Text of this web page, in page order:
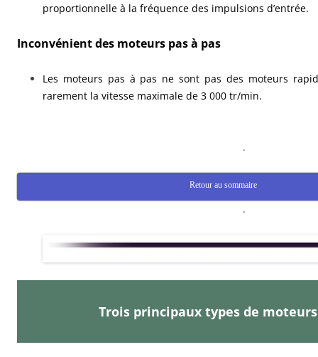
proportionnelle à la fréquence des impulsions d’entrée.
Inconvénient des moteurs pas à pas
Les moteurs pas à pas ne sont pas des moteurs
rarement la vitesse maximale de 3 000 tr/min.
.
Retour au sommaire
.
Trois principaux types de